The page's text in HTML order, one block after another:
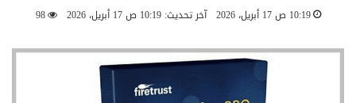
10:19 ص 17 أبريل، 2026 آخر تحديث: 10:19 ص 17 أبريل، 2026 98